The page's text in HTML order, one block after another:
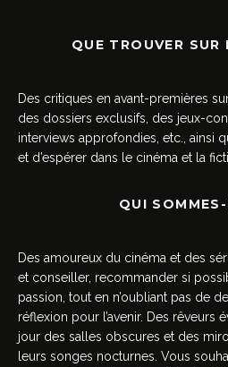
QUE TROUVER SUR
Des critiques en avant-premières
des dossiers exclusifs, des jeux-
interviews approfondies, etc., ainsi
et d’espérer dans le cinéma et la
QUI
Des amoureux du cinéma et des
et conseiller, recommander si
passion, tout en n’oubliant pas de
réflexion pour l’avenir. Des rêveurs
jour des salles obscures et des
leurs songes nocturnes. Vous